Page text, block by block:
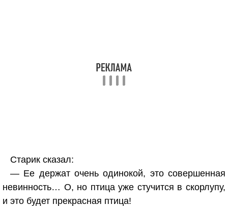
Старик сказал:
— Ее держат очень одинокой, это совершенная
невинность… О, но птица уже стучится в скорлупу,
и это будет прекрасная птица!